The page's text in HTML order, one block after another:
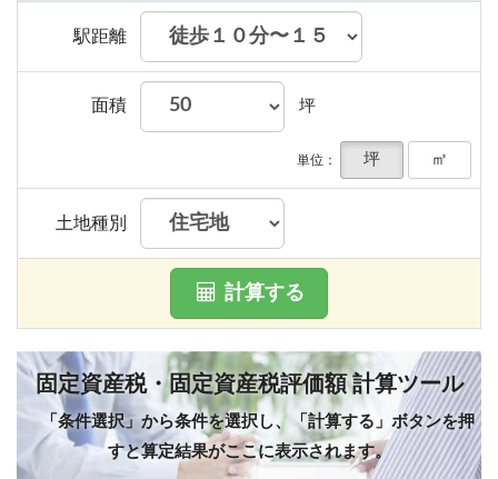
駅距離
面積 坪
単位： 坪 ㎡
土地種別
計算する
固定資産税・固定資産税評価額 計算ツール
「条件選択」から条件を選択し、「計算する」ボタンを押
すと算定結果がここに表示されます。